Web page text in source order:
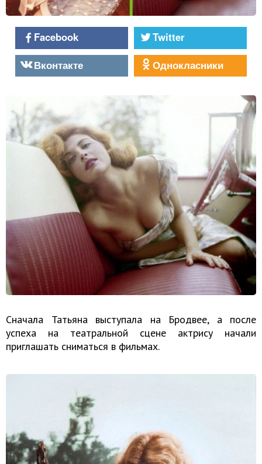
Facebook
Twitter
Вконтакте
Однокласники
Сначала Татьяна выступала на Бродвее, а после
успеха на театральной сцене актрису начали
приглашать сниматься в фильмах.